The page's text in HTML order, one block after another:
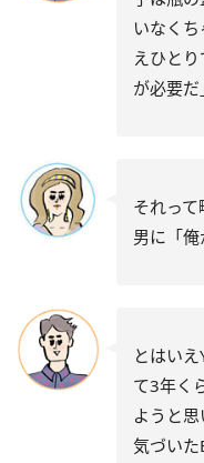
いなく
えひと
が必要だ
それって
男に「俺
とはい
て3年く
ようと
気づいた